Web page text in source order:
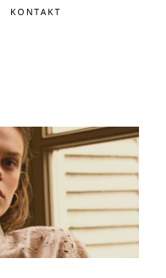
KONTAKT